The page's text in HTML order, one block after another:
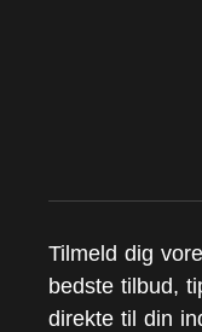
Tilmeld dig
bedste tilbud,
direkte til din